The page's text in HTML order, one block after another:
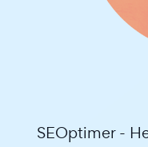
SEOptimer -